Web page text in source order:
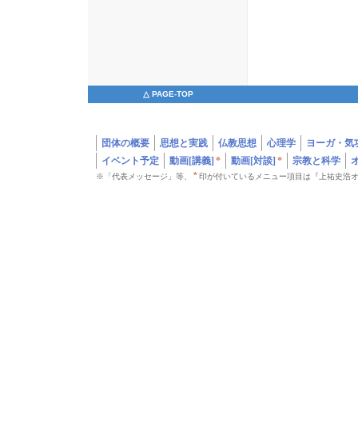
△ PAGE-TOP
団体の概要 思想と実践 仏教思想 心理学
ヨーガ・気
イベント予定
動画[講義] * 動画[対談] * 宗教と科学
※「代表メッセージ」等、 *印が付いているメニュー項目は『上祐史浩